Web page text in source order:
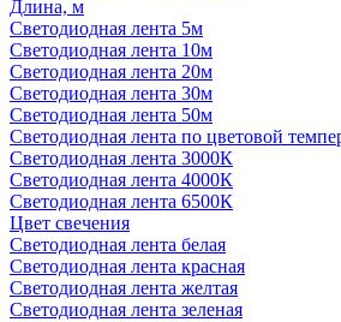
Длина, м
Светодиодная лента 5м
Светодиодная лента 10м
Светодиодная лента 20м
Светодиодная лента 30м
Светодиодная лента 50м
Светодиодная лента по цветовой
Светодиодная лента 3000К
Светодиодная лента 4000К
Светодиодная лента 6500К
Цвет свечения
Светодиодная лента белая
Светодиодная лента красная
Светодиодная лента желтая
Светодиодная лента зеленая